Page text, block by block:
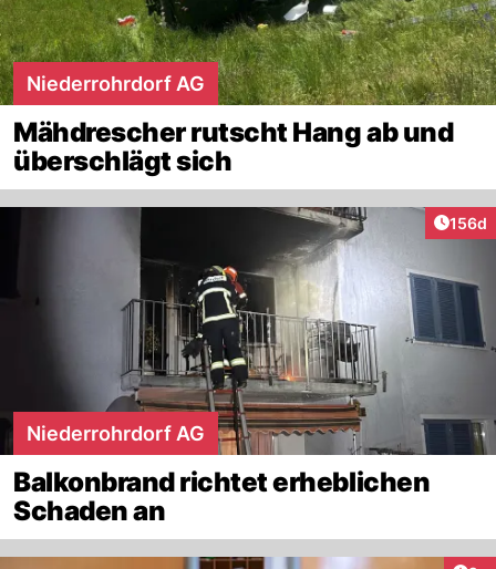
Niederrohrdorf AG
Mähdrescher rutscht Hang ab und
überschlägt sich
156d
Niederrohrdorf AG
Balkonbrand richtet erheblichen
Schaden an